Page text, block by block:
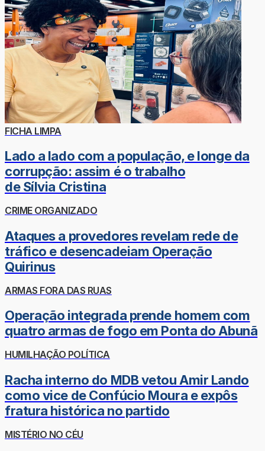
FICHA LIMPA
Lado a lado com a população, e longe da
corrupção: assim é o trabalho
de Sílvia Cristina
CRIME ORGANIZADO
Ataques a provedores revelam rede de
tráfico e desencadeiam Operação
Quirinus
ARMAS FORA DAS RUAS
Operação integrada prende homem com
quatro armas de fogo em Ponta do Abunã
HUMILHAÇÃO POLÍTICA
Racha interno do MDB vetou Amir Lando
como vice de Confúcio Moura e expôs
fratura histórica no partido
MISTÉRIO NO CÉU